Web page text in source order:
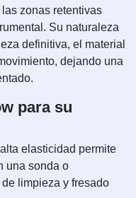
zonas retentivas
Su naturaleza
definitiva, el material
dejando una
para su
elasticidad permite
una sonda o
limpieza y fresado